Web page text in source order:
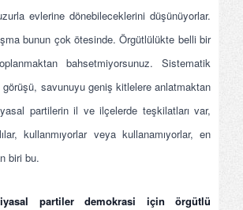
evlerine dönebileceklerini düşünüyorlar.
bunun çok ötesinde. Örgütlülükte belli bir
bahsetmiyorsunuz. Sistematik
görüşü, savunuyu geniş kitlelere anlatmaktan
partilerin il ve ilçelerde teşkilatları var,
kullanmıyorlar veya kullanamıyorlar, en
biri bu.
partiler demokrasi için örgütlü